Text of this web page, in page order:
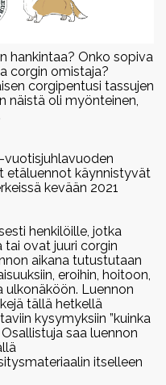
hankintaa? Onko sopiva
corgin omistaja?
corgipentusi tassujen
näistä oli myönteinen,
vuotisjuhlavuoden
etäluennot käynnistyvät
kevään 2021
henkilöille, jotka
ovat juuri corgin
aikana tutustutaan
eroihin, hoitoon,
ulkonäköön. Luennon
tällä hetkellä
kysymyksiin ”kuinka
saa luennon
itselleen